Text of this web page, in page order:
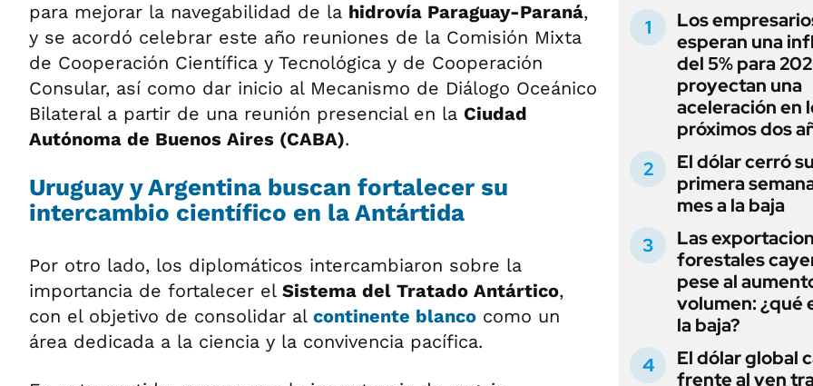
para mejorar la navegabilidad de la hidrovía Paraguay-Paraná,
y se acordó celebrar este año reuniones de la Comisión Mixta
de Cooperación Científica y Tecnológica y de Cooperación
Consular, así como dar inicio al Mecanismo de Diálogo Oceánico
Bilateral a partir de una reunión presencial en la Ciudad
Autónoma de Buenos Aires (CABA).
Uruguay y Argentina buscan fortalecer su
intercambio científico en la Antártida
Por otro lado, los diplomáticos intercambiaron sobre la
importancia de fortalecer el Sistema del Tratado Antártico,
con el objetivo de consolidar al continente blanco como un
área dedicada a la ciencia y la convivencia pacífica.
Los
esperan una
del 5% para
proyectan una
aceleración en
próximos dos
El dólar cerró
primera
mes a la baja
Las
forestales
pese al
volumen: ¿qué
la baja?
El dólar global
frente al yen